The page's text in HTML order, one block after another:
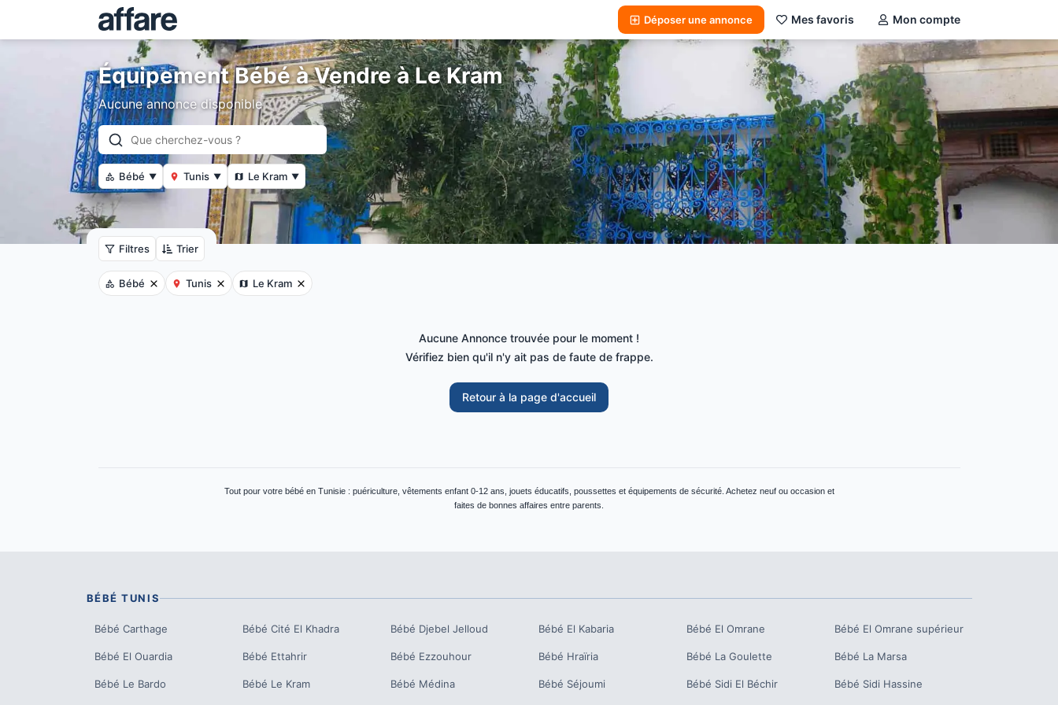
Déposer une annonce Mes favoris Mon compte
Équipement Bébé à Vendre à Le Kram
Aucune annonce disponible
Bébé ▼ Tunis ▼ Le Kram ▼
Filtres Trier
Bébé Tunis Le Kram
Aucune Annonce trouvée pour le moment !
Vérifiez bien qu'il n'y ait pas de faute de frappe.
Retour à la page d'accueil
Tout pour votre bébé en Tunisie : puériculture, vêtements enfant 0-12 ans, jouets éducatifs, poussettes et équipements de sécurité. Achetez neuf ou occasion et
faites de bonnes affaires entre parents.
BÉBÉ TUNIS
Bébé Carthage Bébé Cité El Khadra Bébé Djebel Jelloud Bébé El Kabaria Bébé El Omrane Bébé El Omrane supérieur
Bébé El Ouardia Bébé Ettahrir Bébé Ezzouhour Bébé Hraïria Bébé La Goulette Bébé La Marsa
Bébé Le Bardo Bébé Le Kram Bébé Médina Bébé Séjoumi Bébé Sidi El Béchir Bébé Sidi Hassine